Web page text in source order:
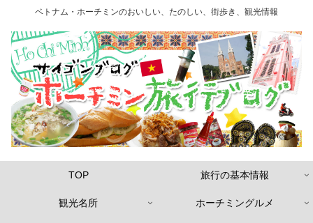
ベトナム・ホーチミンのおいしい、たのしい、街歩き、観光情報
TOP 旅行の基本情報
観光名所 ホーチミングルメ